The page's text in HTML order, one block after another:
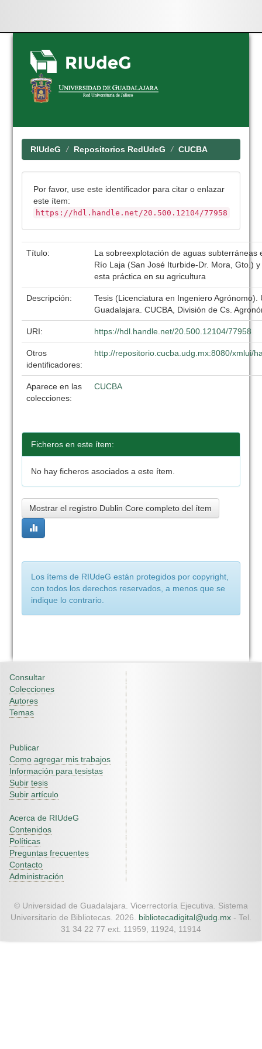
Skip
navigation
RIUdeG Repositorios RedUdeG CUCBA
Por favor, use este identificador para citar o enlazar
este ítem:
https://hdl.handle.net/20.500.12104/77958
Título:
La sobreexplotación de aguas subterráneas
Río Laja (San José Iturbide-Dr. Mora, Gto.)
esta práctica en su agricultura
Descripción:
Tesis (Licenciatura en Ingeniero Agrónomo).
Guadalajara. CUCBA, División de Cs.
URI: https://hdl.handle.net/20.500.12104/77958
Otros
identificadores:
http://repositorio.cucba.udg.mx:8080/xmlui/
Aparece en las
colecciones:
CUCBA
Ficheros en este ítem:
No hay ficheros asociados a este ítem.
Mostrar el registro Dublin Core completo del ítem
Los ítems de RIUdeG están protegidos por copyright,
con todos los derechos reservados, a menos que se
indique lo contrario.
Consultar
Colecciones
Autores
Temas
Publicar
Como agregar mis trabajos
Información para tesistas
Subir tesis
Subir artículo
Acerca de RIUdeG
Contenidos
Políticas
Preguntas frecuentes
Contacto
Administración
© Universidad de Guadalajara. Vicerrectoría Ejecutiva. Sistema
Universitario de Bibliotecas. 2026. bibliotecadigital@udg.mx - Tel.
31 34 22 77 ext. 11959, 11924, 11914